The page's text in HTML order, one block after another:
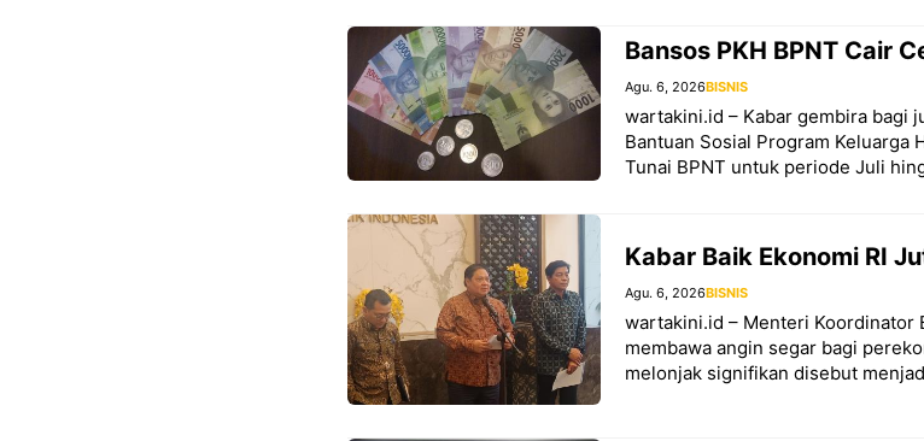
Bansos PKH BPNT Cair
Agu. 6, 2026BISNIS
wartakini.id – Kabar gembira bagi
Bantuan Sosial Program Keluarga
Tunai BPNT untuk periode Juli
Kabar Baik Ekonomi RI
Agu. 6, 2026BISNIS
wartakini.id – Menteri Koordinator
membawa angin segar bagi
melonjak signifikan disebut